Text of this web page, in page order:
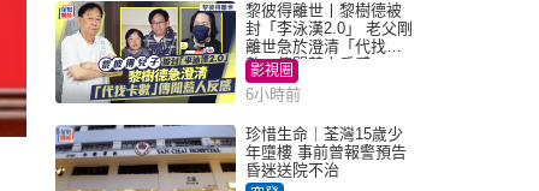
黎彼得離世丨黎樹德被
封「李泳漢2.0」 老父剛
離世急於澄清「代找卡
數」傳聞惹人反感
影視圈
6小時前
珍惜生命｜荃灣15歲少
年墮樓 事前曾報警預告
昏迷送院不治